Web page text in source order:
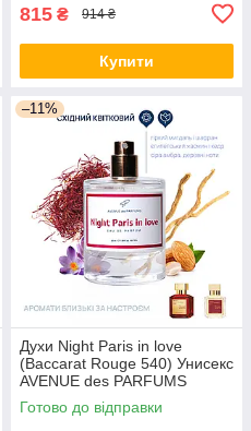
815 ₴ 914 ₴
Купити
–11%
Духи Night Paris in love
(Baccarat Rouge 540) Унисекс
AVENUE des PARFUMS
Аромат с группы восточных,
цветочных
Готово до відправки